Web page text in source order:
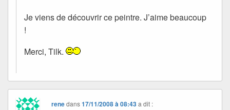
Je viens de découvrir ce peintre. J’aime beaucoup
!
Merci, Tilk.
renedans17/11/2008 à 08:43 a dit :